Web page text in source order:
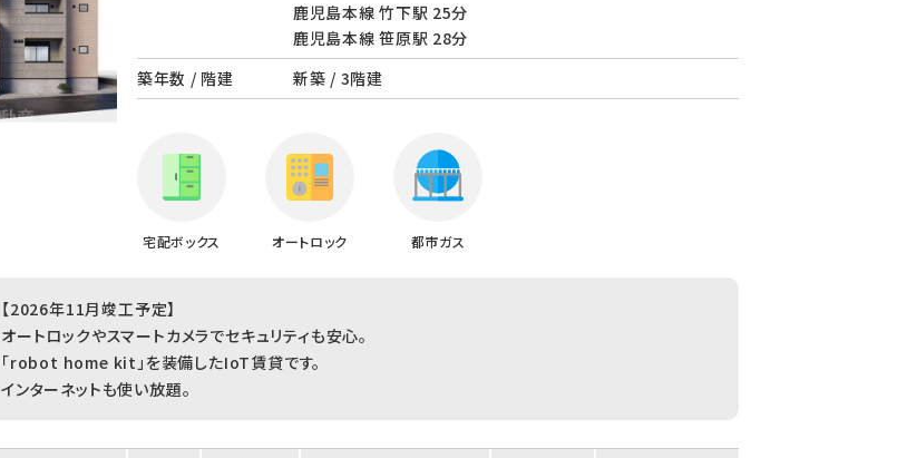
鹿児島本線 竹下駅 25分
鹿児島本線 笹原駅 28分
築年数 / 階建
新築 / 3階建
宅配ボックス オートロック 都市ガス
【2026年11月竣工予定】
オートロックやスマートカメラでセキュリティも安心。
「robot home kit」を装備したIoT賃貸です。
インターネットも使い放題。